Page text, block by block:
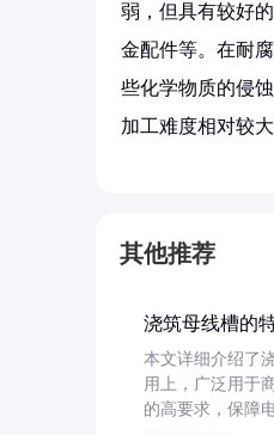
弱，但具有较好
金配件等。在耐
些化学物质的侵
加工难度相对较
其他推荐
浇筑母线槽的
本文详细介绍了
用上，广泛用于
的高要求，保障